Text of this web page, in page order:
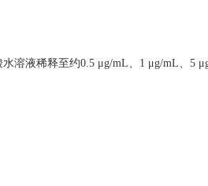
水溶液稀释至约0.5 μg/mL 1 μg/mL 5